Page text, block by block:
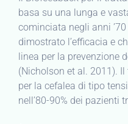
basa su una lunga e
cominciata negli anni
dimostrato l’efficacia e
linea per la prevenzione
(Nicholson et al. 2011).
per la cefalea di tipo
nell’80-90% dei pazienti